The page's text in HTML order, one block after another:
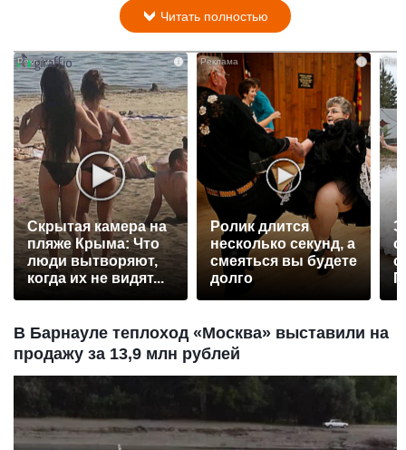
Читать полностью
i
Скрытая камера на
пляже Крыма: Что
люди вытворяют,
когда их не видят...
Ролик длится
несколько секунд, а
смеяться вы будете
долго
В Барнауле теплоход «Москва» выставили на
продажу за 13,9 млн рублей